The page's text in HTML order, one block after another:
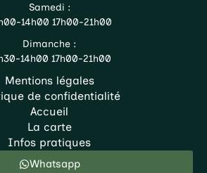
Samedi :
14h00 17h00-21h00
Dimanche :
14h00 17h00-21h00
Whatsapp
Accueil
La carte
Infos pratiques
Mentions légales
de confidentialité